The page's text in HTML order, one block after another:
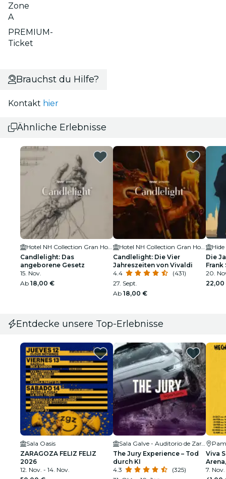
Zone
A
PREMIUM-
Ticket
Brauchst du Hilfe?
Kontakt hier
Ähnliche Erlebnisse
Candlelight: Das
angeborene Gesetz
15. Nov.
Ab 18,00 €
Candlelight: Die Vier
Jahreszeiten von Vivaldi
4.4
(431)
27. Sept.
Ab 18,00 €
Die
20.
22,00
Entdecke unsere Top-Erlebnisse
Sala Oasis
ZARAGOZA FELIZ FELIZ
2026
12. Nov. - 14. Nov.
Sala Galve - Auditorio de Zaragoza
The Jury Experience – Tod
durch KI
4.3
(325)
Viva
7. Nov.